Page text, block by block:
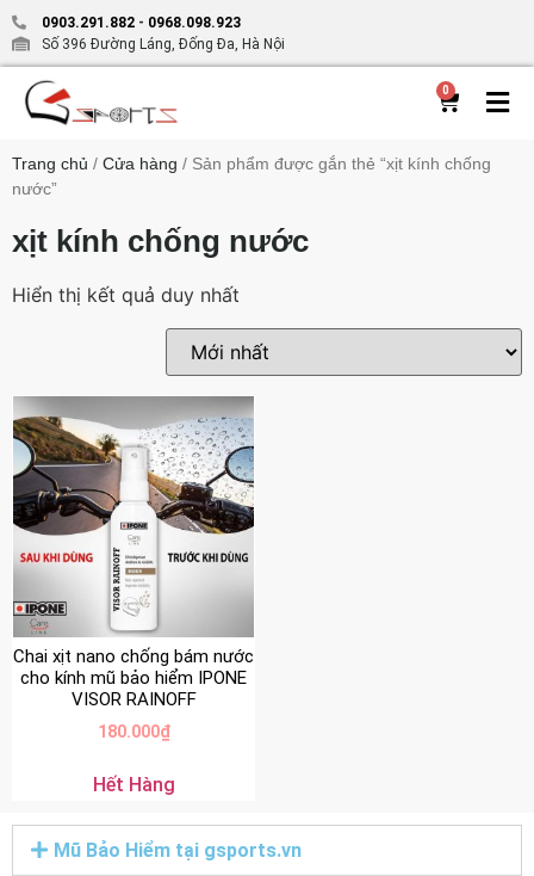
0903.291.882 - 0968.098.923
Số 396 Đường Láng, Đống Đa, Hà Nội
0
Trang chủ / Cửa hàng / Sản phẩm được gắn thẻ “xịt kính chống
nước”
xịt kính chống nước
Hiển thị kết quả duy nhất
Chai xịt nano chống bám nước
cho kính mũ bảo hiểm IPONE
VISOR RAINOFF
180.000₫
Hết Hàng
Mũ Bảo Hiểm tại gsports.vn